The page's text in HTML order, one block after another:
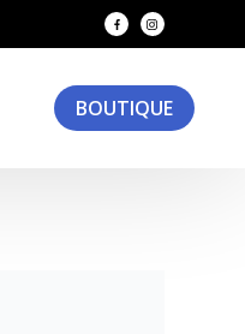
BOUTIQUE